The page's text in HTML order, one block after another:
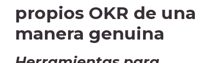
propios OKR de una
manera genuina